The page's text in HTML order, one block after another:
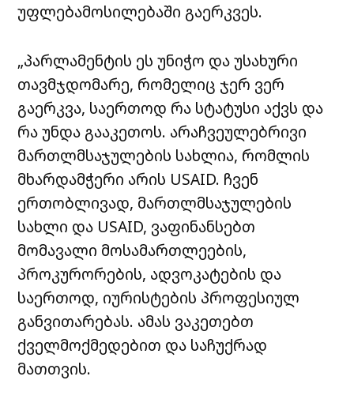
უფლებამოსილებაში გაერკვეს.
„პარლამენტის ეს უნიჭო და უსახური
თავმჯდომარე, რომელიც ჯერ ვერ
გაერკვა, საერთოდ რა სტატუსი აქვს და
რა უნდა გააკეთოს. არაჩვეულებრივი
მართლმსაჯულების სახლია, რომლის
მხარდამჭერი არის USAID. ჩვენ
ერთობლივად, მართლმსაჯულების
სახლი და USAID, ვაფინანსებთ
მომავალი მოსამართლეების,
პროკურორების, ადვოკატების და
საერთოდ, იურისტების პროფესიულ
განვითარებას. ამას ვაკეთებთ
ქველმოქმედებით და საჩუქრად
მათთვის.